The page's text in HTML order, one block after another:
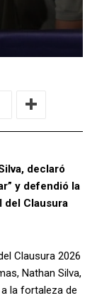
declaró
y defendió la
del Clausura
Clausura 2026
Nathan Silva,
la fortaleza de